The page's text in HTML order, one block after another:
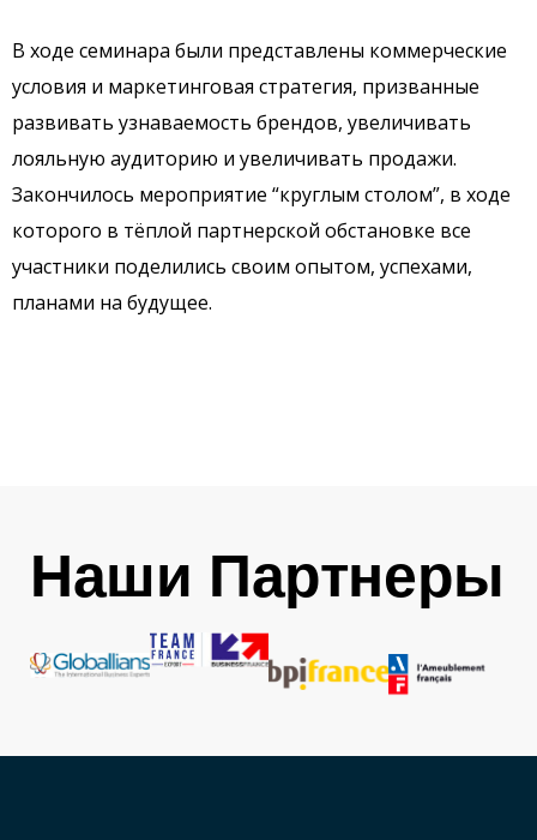
В ходе семинара были представлены коммерческие
условия и маркетинговая стратегия, призванные
развивать узнаваемость брендов, увеличивать
лояльную аудиторию и увеличивать продажи.
Закончилось мероприятие “круглым столом”, в ходе
которого в тёплой партнерской обстановке все
участники поделились своим опытом, успехами,
планами на будущее.
Наши Партнеры